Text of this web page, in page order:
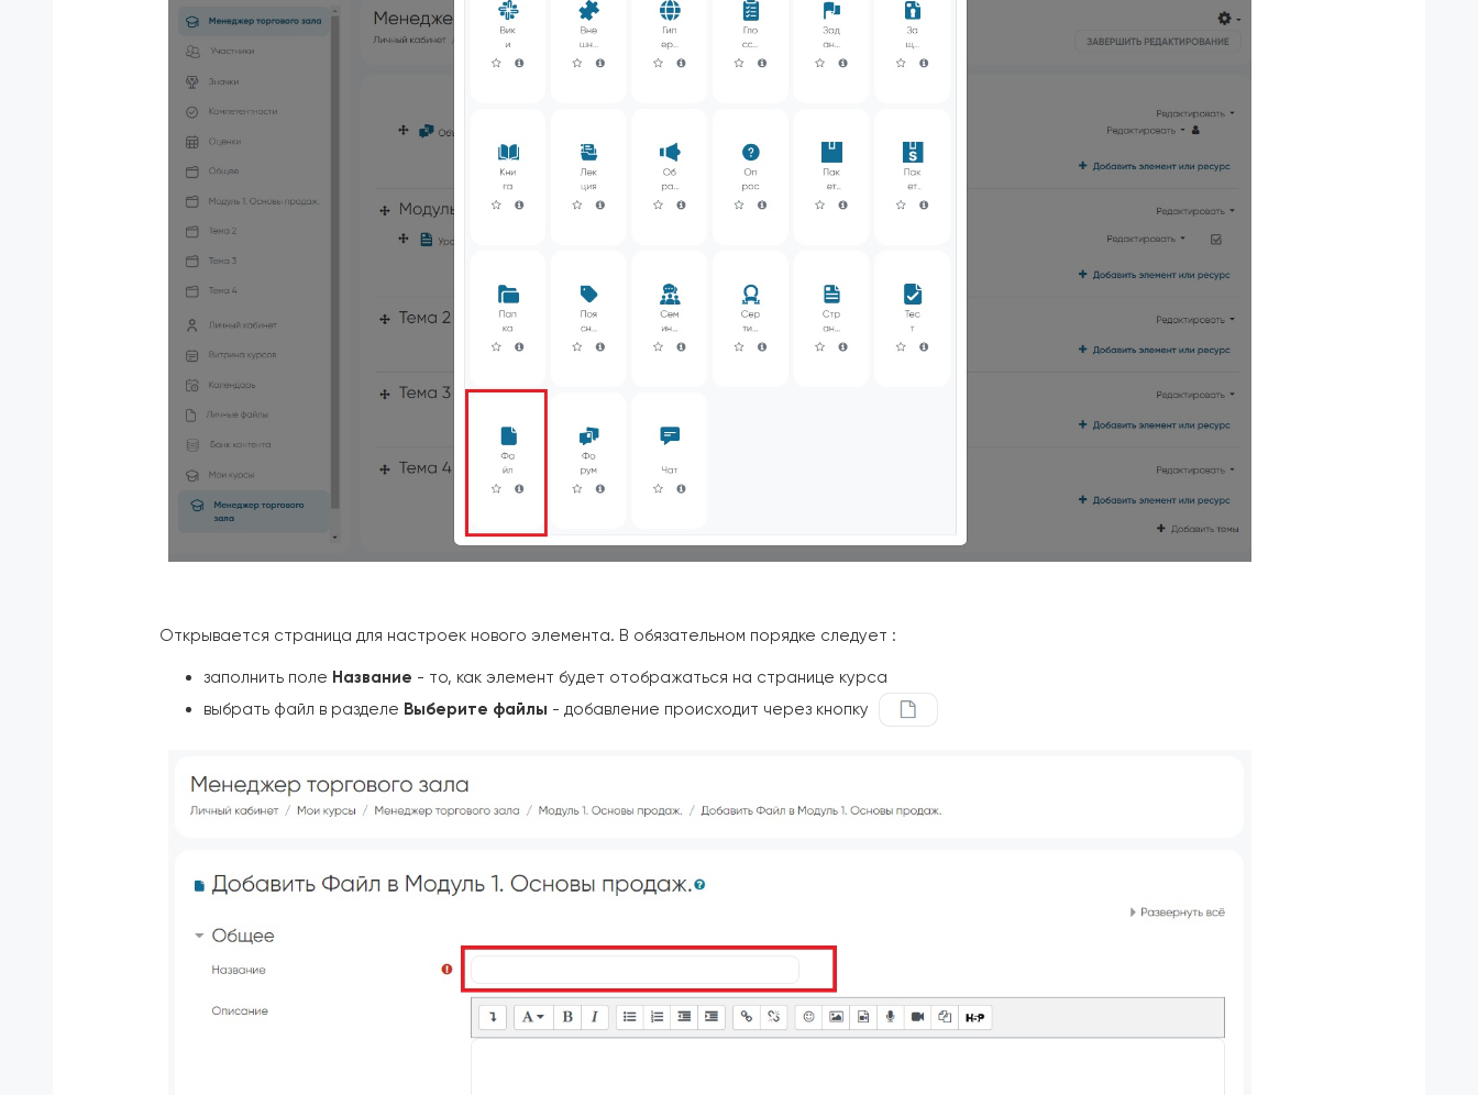
Открывается страница для настроек нового элемента. В обязательном порядке следует :
заполнить поле Название - то, как элемент будет отображаться на странице курса
выбрать файл в разделе Выберите файлы - добавление происходит через кнопку